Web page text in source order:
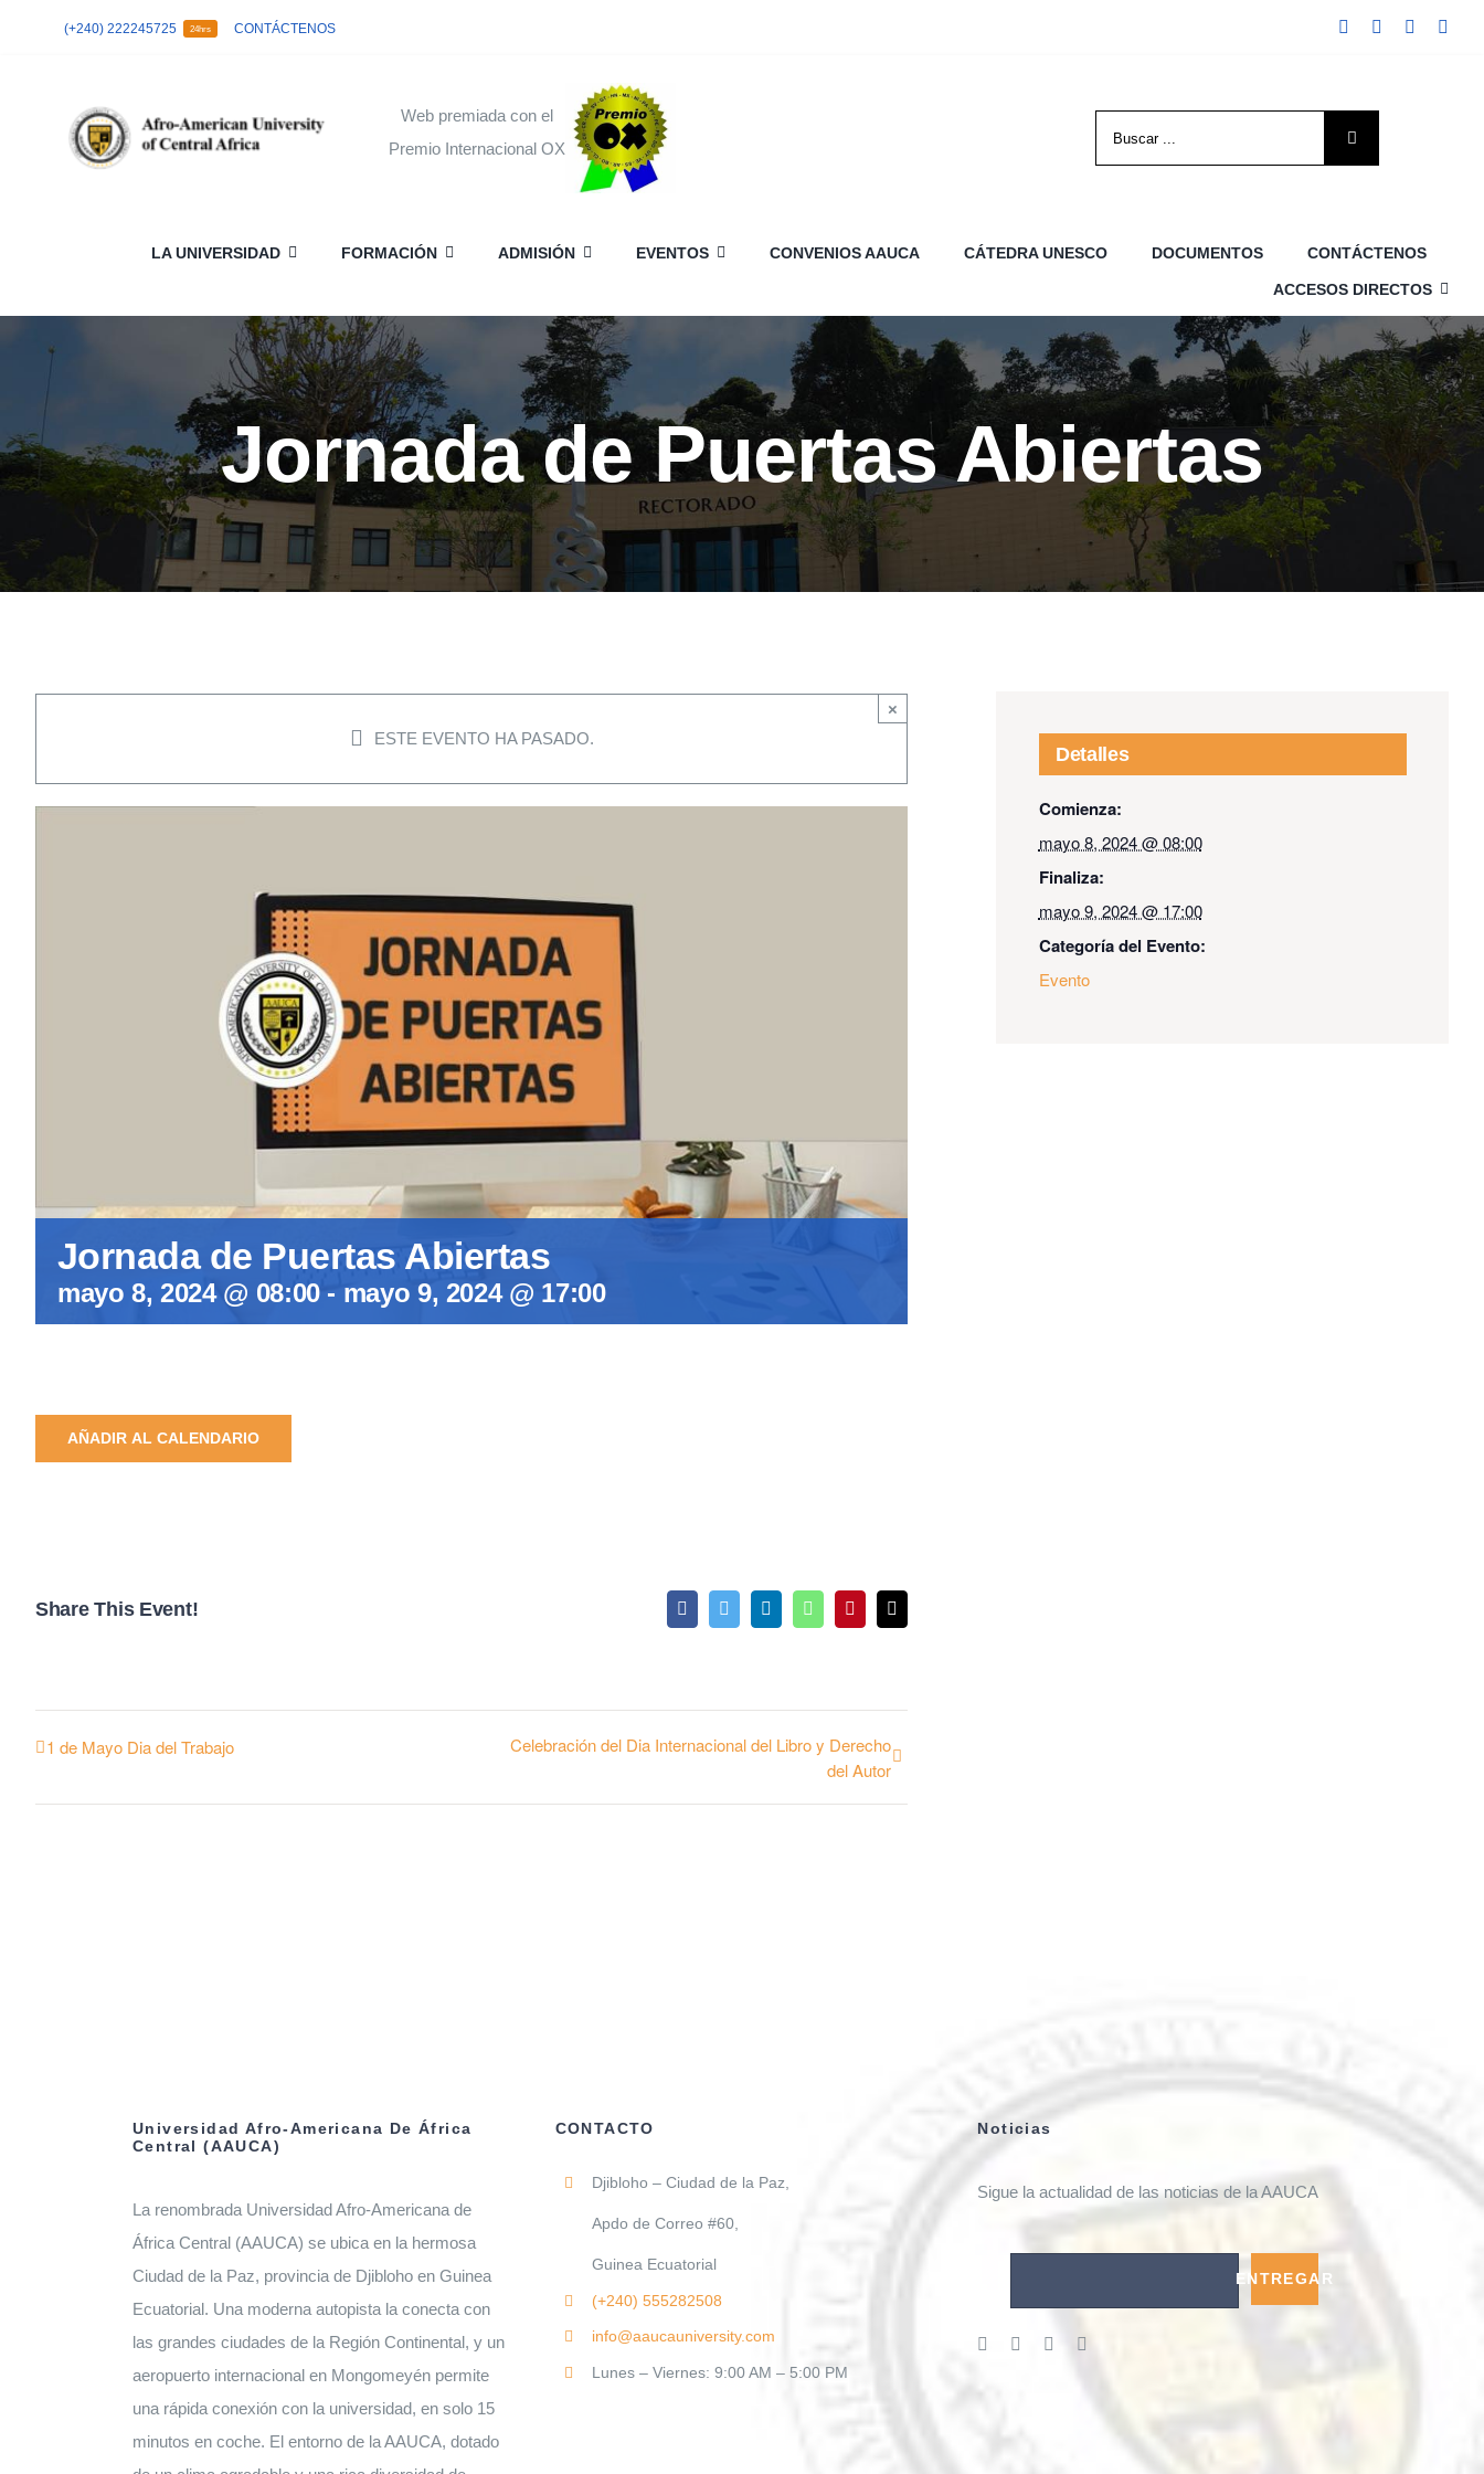
(+240) 222245725 24hrs CONTÁCTENOS
Web premiada con el
Premio Internacional OX
LA UNIVERSIDAD FORMACIÓN ADMISIÓN EVENTOS CONVENIOS AAUCA CÁTEDRA UNESCO DOCUMENTOS CONTÁCTENOS
ACCESOS DIRECTOS
Jornada de Puertas Abiertas
ESTE EVENTO HA PASADO.
×
Jornada de Puertas Abiertas
mayo 8, 2024 @ 08:00- mayo 9, 2024 @ 17:00
AÑADIR AL CALENDARIO
Share This Event! FacebookTwitterLinkedInWhatsAppPinterestEmail
1 de Mayo Dia del Trabajo
Celebración del Dia Internacional del Libro y Derecho
del Autor
Detalles
Comienza:
mayo 8, 2024 @ 08:00
Finaliza:
mayo 9, 2024 @ 17:00
Categoría del Evento:
Evento
Universidad Afro-Americana De África
Central (AAUCA)
La renombrada Universidad Afro-Americana de
África Central (AAUCA) se ubica en la hermosa
Ciudad de la Paz, provincia de Djibloho en Guinea
Ecuatorial. Una moderna autopista la conecta con
las grandes ciudades de la Región Continental, y un
aeropuerto internacional en Mongomeyén permite
una rápida conexión con la universidad, en solo 15
minutos en coche. El entorno de la AAUCA, dotado
CONTACTO
Djibloho – Ciudad de la Paz,
Apdo de Correo #60,
Guinea Ecuatorial
(+240)555282508
info@aaucauniversity.com
Lunes – Viernes: 9:00 AM – 5:00 PM
Noticias
Sigue la actualidad de las noticias de la AAUCA
ENTREGAR